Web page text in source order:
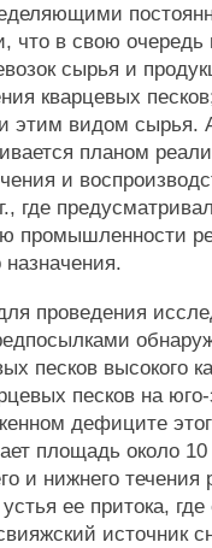
что в свою очередь
сырья и
кварцевых
этим видом сырья.
планом
и
где
промышленности
проведения
песков высокого
песков на
дефиците
площадь около
и нижнего течения
ее притока,
источник